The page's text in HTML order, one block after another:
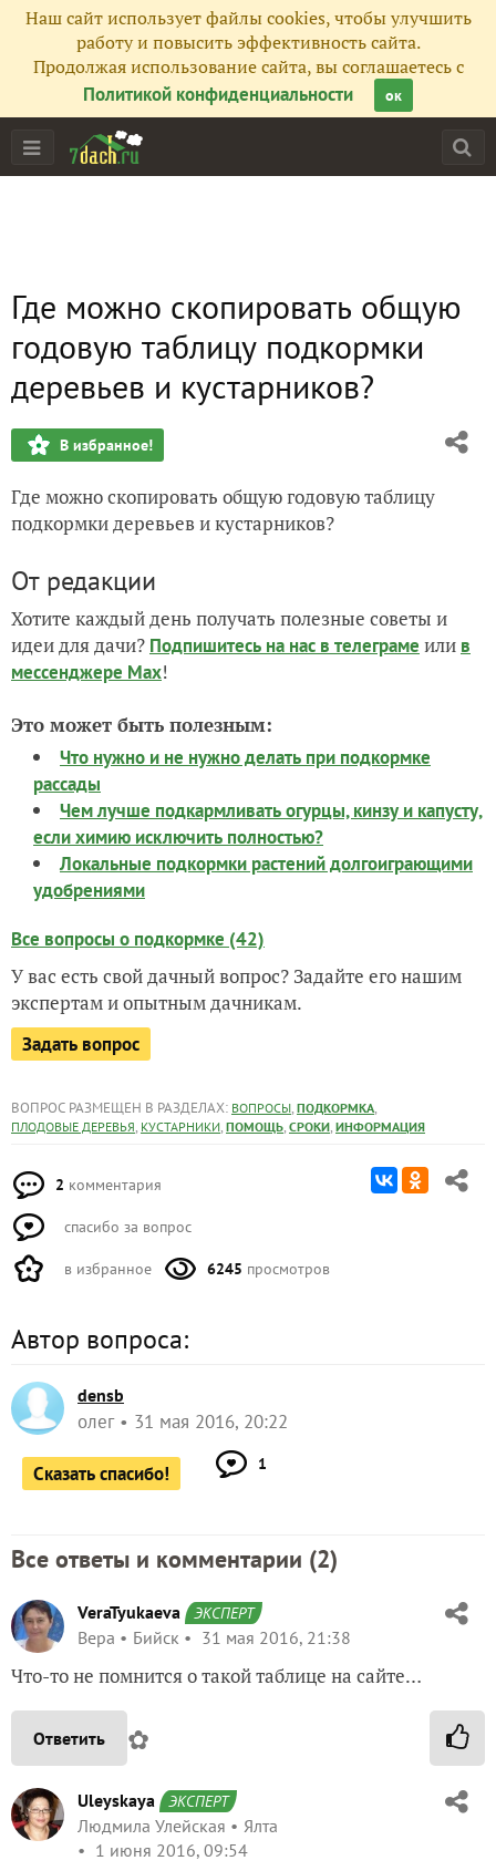
Наш сайт использует файлы cookies, чтобы улучшить
работу и повысить эффективность сайта.
Продолжая использование сайта, вы соглашаетесь с
Политикой конфиденциальности
ок
Где можно скопировать общую
годовую таблицу подкормки
деревьев и кустарников?
В избранное!
Где можно скопировать общую годовую таблицу
подкормки деревьев и кустарников?
От редакции
Хотите каждый день получать полезные советы и
идеи для дачи? Подпишитесь на нас в телеграме или в
мессенджере Max!
Это может быть полезным:
Что нужно и не нужно делать при подкормке
рассады
Чем лучше подкармливать огурцы, кинзу и капусту,
если химию исключить полностью?
Локальные подкормки растений долгоиграющими
удобрениями
Все вопросы о подкормке (42)
У вас есть свой дачный вопрос? Задайте его нашим
экспертам и опытным дачникам.
Задать вопрос
ВОПРОС РАЗМЕЩЕН В РАЗДЕЛАХ: ВОПРОСЫ, ПОДКОРМКА,
ПЛОДОВЫЕ ДЕРЕВЬЯ, КУСТАРНИКИ, ПОМОЩЬ, СРОКИ, ИНФОРМАЦИЯ
2 комментария
спасибо за вопрос
в избранное 6245 просмотров
Автор вопроса:
densb
олег 31 мая 2016, 20:22
Сказать спасибо! 1
Все ответы и комментарии (2)
VeraTyukaeva ЭКСПЕРТ
Вера Бийск 31 мая 2016, 21:38
Что-то не помнится о такой таблице на сайте…
Ответить ✿
Uleyskaya ЭКСПЕРТ
Людмила Улейская
Ялта
1 июня 2016, 09:54